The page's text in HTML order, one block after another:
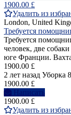
1900.00 £
Удалить из
London, United
Требуется
Требуется
человек, две
юге Франции. Вахта
1900.00 £
2 лет назад Уборка
1900.00 £
Написать
1900.00 £
Удалить из